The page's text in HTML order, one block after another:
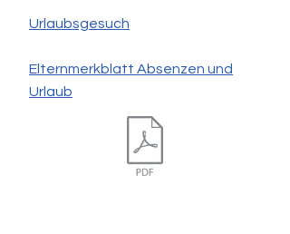
Urlaubsgesuch
Elternmerkblatt Absenzen und
Urlaub